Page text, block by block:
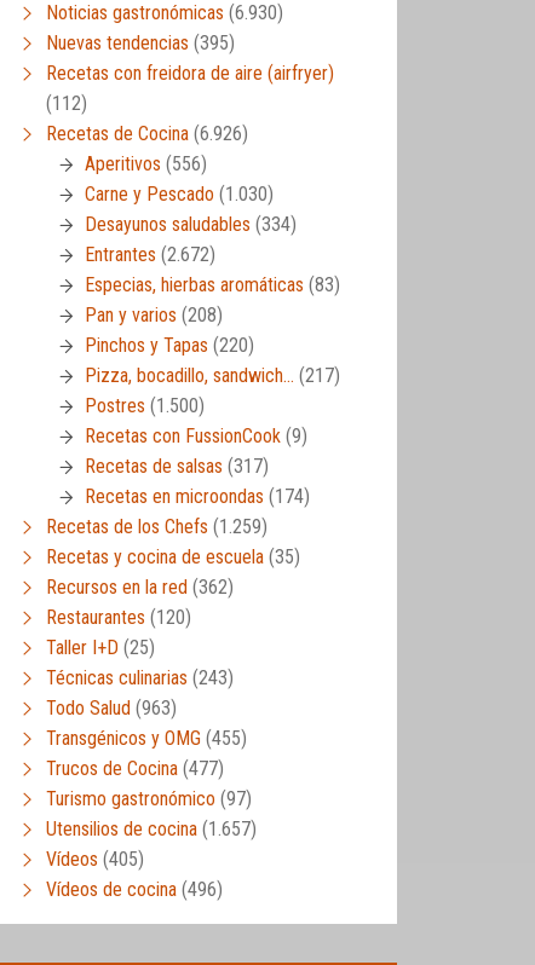
Noticias gastronómicas (6.930)
Nuevas tendencias (395)
Recetas con freidora de aire (airfryer)
(112)
Recetas de Cocina (6.926)
Aperitivos (556)
Carne y Pescado (1.030)
Desayunos saludables (334)
Entrantes (2.672)
Especias, hierbas aromáticas (83)
Pan y varios (208)
Pinchos y Tapas (220)
Pizza, bocadillo, sandwich… (217)
Postres (1.500)
Recetas con FussionCook (9)
Recetas de salsas (317)
Recetas en microondas (174)
Recetas de los Chefs (1.259)
Recetas y cocina de escuela (35)
Recursos en la red (362)
Restaurantes (120)
Taller I+D (25)
Técnicas culinarias (243)
Todo Salud (963)
Transgénicos y OMG (455)
Trucos de Cocina (477)
Turismo gastronómico (97)
Utensilios de cocina (1.657)
Vídeos (405)
Vídeos de cocina (496)